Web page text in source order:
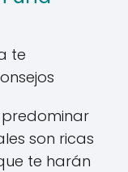
te
son ricas
te harán